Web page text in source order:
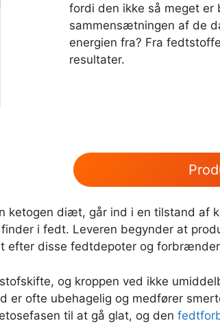
fordi den ikke så meget
sammensætningen af de
energien fra? Fra
resultater.
ketogen diæt, går ind i en tilstand af
i fedt. Leveren begynder at
disse fedtdepoter og
og kroppen ved ikke
er ofte ubehagelig og medfører
til at gå glat, og den